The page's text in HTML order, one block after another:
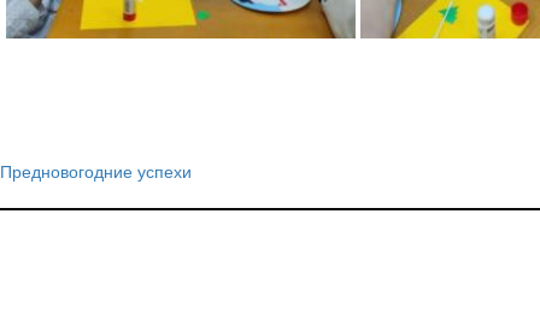
Предновогодние успехи